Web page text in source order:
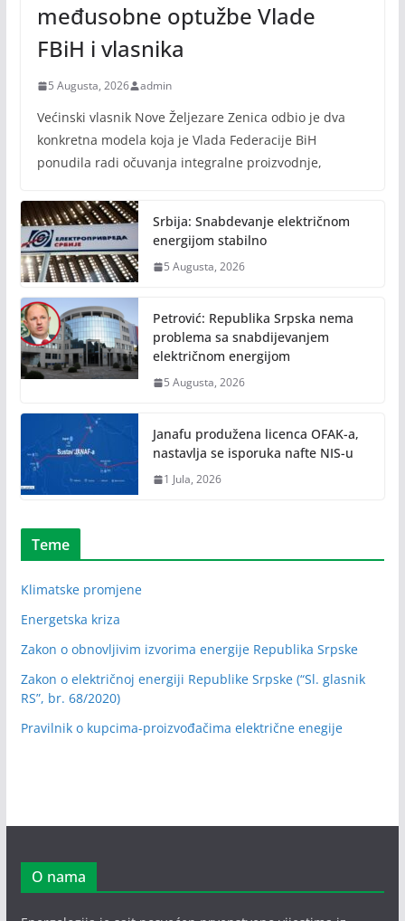
međusobne optužbe Vlade
FBiH i vlasnika
5 Augusta, 2026 admin
Većinski vlasnik Nove Željezare Zenica odbio je dva
konkretna modela koja je Vlada Federacije BiH
ponudila radi očuvanja integralne proizvodnje,
Srbija: Snabdevanje električnom
energijom stabilno
5 Augusta, 2026
Petrović: Republika Srpska nema
problema sa snabdijevanjem
električnom energijom
5 Augusta, 2026
Janafu produžena licenca OFAK-a,
nastavlja se isporuka nafte NIS-u
1 Jula, 2026
Teme
Klimatske promjene
Energetska kriza
Zakon o obnovljivim izvorima energije Republika Srpske
Zakon o električnoj energiji Republike Srpske (“Sl. glasnik
RS”, br. 68/2020)
Pravilnik o kupcima-proizvođačima električne enegije
O nama